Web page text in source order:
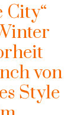
City“
von
Style